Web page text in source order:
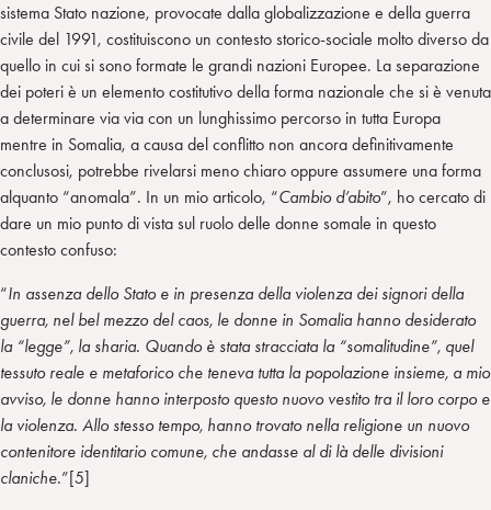
sistema Stato nazione, provocate dalla globalizzazione e della guerra
civile del 1991, costituiscono un contesto storico-sociale molto diverso da
quello in cui si sono formate le grandi nazioni Europee. La separazione
dei poteri è un elemento costitutivo della forma nazionale che si è venuta
a determinare via via con un lunghissimo percorso in tutta Europa
mentre in Somalia, a causa del conflitto non ancora definitivamente
conclusosi, potrebbe rivelarsi meno chiaro oppure assumere una forma
alquanto “anomala”. In un mio articolo, “Cambio d’abito”, ho cercato di
dare un mio punto di vista sul ruolo delle donne somale in questo
contesto confuso:
“In assenza dello Stato e in presenza della violenza dei signori della
guerra, nel bel mezzo del caos, le donne in Somalia hanno desiderato
la “legge”, la sharia. Quando è stata stracciata la “somalitudine”, quel
tessuto reale e metaforico che teneva tutta la popolazione insieme, a mio
avviso, le donne hanno interposto questo nuovo vestito tra il loro corpo e
la violenza. Allo stesso tempo, hanno trovato nella religione un nuovo
contenitore identitario comune, che andasse al di là delle divisioni
claniche.”[5]